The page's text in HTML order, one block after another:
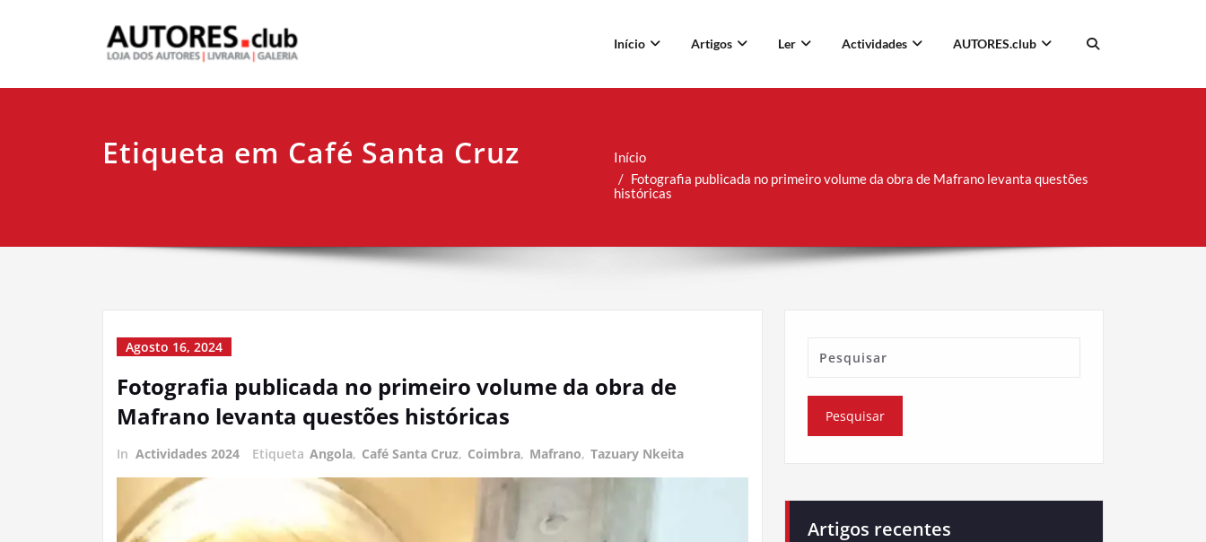
Início Artigos Ler Actividades AUTORES.club
Etiqueta em Café Santa Cruz
Início
Fotografia publicada no primeiro volume da obra de Mafrano levanta questões
históricas
Agosto 16, 2024
Fotografia publicada no primeiro volume da obra de
Mafrano levanta questões históricas
In Actividades 2024 Etiqueta Angola, Café Santa Cruz, Coimbra, Mafrano, Tazuary Nkeita
Artigos recentes